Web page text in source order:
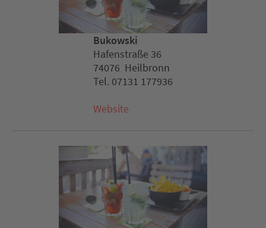
Bukowski
Hafenstraße 36
74076 Heilbronn
Tel. 07131 177936
Website